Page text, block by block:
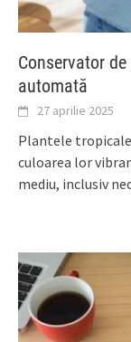
Conservator
automată
27 aprilie 2025
Plantele
culoarea lor
mediu, inclusiv